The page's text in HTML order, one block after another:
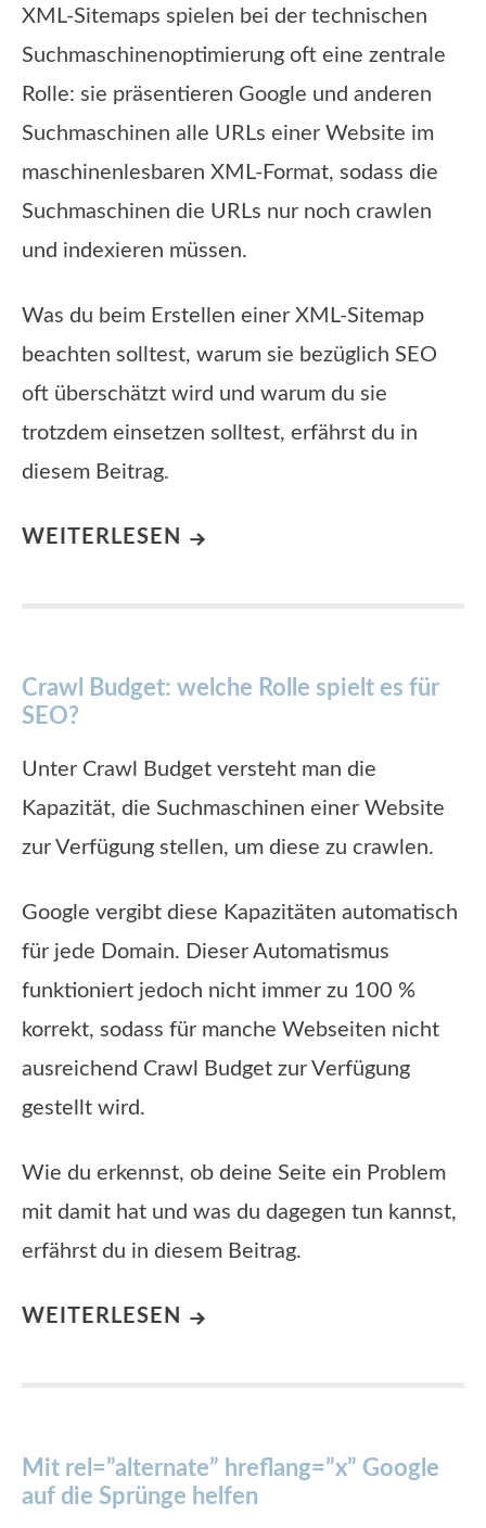
XML-Sitemaps spielen bei der technischen
Suchmaschinenoptimierung oft eine zentrale
Rolle: sie präsentieren Google und anderen
Suchmaschinen alle URLs einer Website im
maschinenlesbaren XML-Format, sodass die
Suchmaschinen die URLs nur noch crawlen
und indexieren müssen.
Was du beim Erstellen einer XML-Sitemap
beachten solltest, warum sie bezüglich SEO
oft überschätzt wird und warum du sie
trotzdem einsetzen solltest, erfährst du in
diesem Beitrag.
WEITERLESEN
Crawl Budget: welche Rolle spielt es für
SEO?
Unter Crawl Budget versteht man die
Kapazität, die Suchmaschinen einer Website
zur Verfügung stellen, um diese zu crawlen.
Google vergibt diese Kapazitäten automatisch
für jede Domain. Dieser Automatismus
funktioniert jedoch nicht immer zu 100 %
korrekt, sodass für manche Webseiten nicht
ausreichend Crawl Budget zur Verfügung
gestellt wird.
Wie du erkennst, ob deine Seite ein Problem
mit damit hat und was du dagegen tun kannst,
erfährst du in diesem Beitrag.
WEITERLESEN
Mit rel=”alternate” hreflang=”x” Google
auf die Sprünge helfen